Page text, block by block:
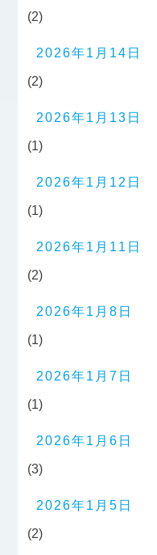
(2)
2026年1月14日
(2)
2026年1月13日
(1)
2026年1月12日
(1)
2026年1月11日
(2)
2026年1月8日
(1)
2026年1月7日
(1)
2026年1月6日
(3)
2026年1月5日
(2)